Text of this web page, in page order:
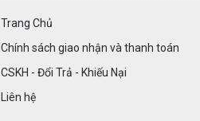
Trang Chủ
Chính sách giao nhận và thanh toán
CSKH - Đổi Trả - Khiếu Nại
Liên hệ